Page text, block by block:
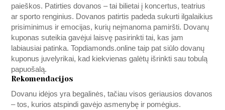
paieškos. Patirties dovanos – tai bilietai į koncertus, teatrius
ar sporto renginius. Dovanos patirtis padeda sukurti ilgalaikius
prisiminimus ir emocijas, kurių neįmanoma pamiršti. Dovanų
kuponas suteikia gavėjui laisvę pasirinkti tai, kas jam
labiausiai patinka.Topdiamonds.online taip pat siūlo dovanų
kuponus juvelyrikai, kad kiekvienas galėtų išrinkti sau tobulą
papuošalą.
Rekomendacijos
Dovanu idėjos yra begalinės, tačiau visos geriausios dovanos
– tos, kurios atspindi gavėjo asmenybę ir pomėgius.